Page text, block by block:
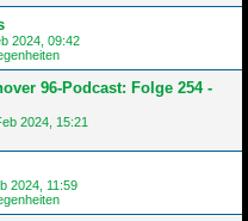
2024, 09:42
96-Podcast: Folge 254 -
2024, 15:21
2024, 11:59